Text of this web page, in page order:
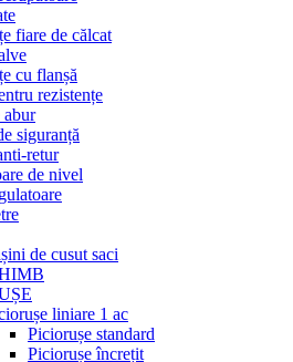
fiare de călcat
cu flanșă
rezistențe
abur
siguranță
retur
de nivel
de cusut saci
liniare 1 ac
Piciorușe standard
Piciorușe încrețit